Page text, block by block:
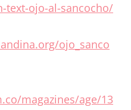
text-ojo-al-sancocho/
ojo_sanco
magazines/age/13